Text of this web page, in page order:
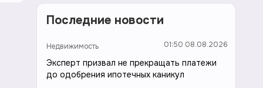
Последние новости
Недвижимость 01:50 08.08.2026
Эксперт призвал не прекращать платежи
до одобрения ипотечных каникул